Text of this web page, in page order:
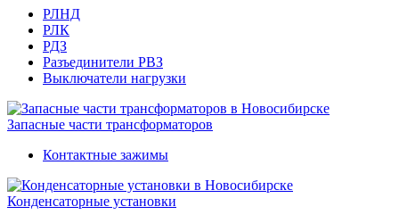
РЛНД
РЛК
РДЗ
Разъединители РВЗ
Выключатели нагрузки
Запасные части трансформаторов
Контактные зажимы
Конденсаторные установки